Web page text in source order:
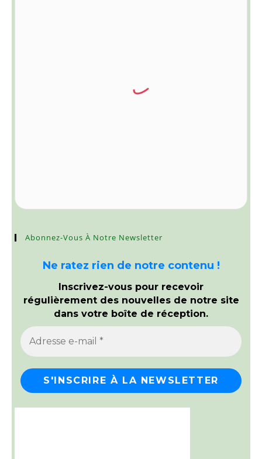
Abonnez-Vous À Notre Newsletter
Ne ratez rien de notre contenu !
Inscrivez-vous pour recevoir
régulièrement des nouvelles de notre site
dans votre boîte de réception.